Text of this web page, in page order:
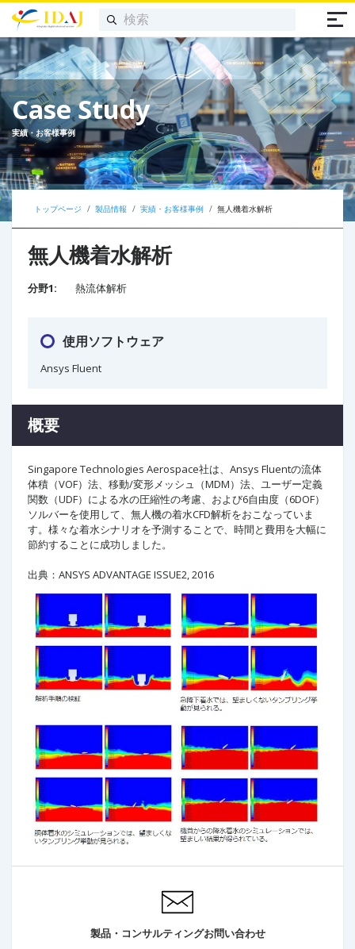
Case Study
実績・お客様事例
トップページ 製品情報 実績・お客様事例 無人機着水解析
無人機着水解析
分野1: 熱流体解析
使用ソフトウェア
Ansys Fluent
概要
Singapore Technologies Aerospace社は、Ansys Fluentの流体
体積（VOF）法、移動/変形メッシュ（MDM）法、ユーザー定義
関数（UDF）による水の圧縮性の考慮、および6自由度（6DOF）
ソルバーを使用して、無人機の着水CFD解析をおこなっていま
す。様々な着水シナリオを予測することで、時間と費用を大幅に
節約することに成功しました。
出典：ANSYS ADVANTAGE ISSUE2, 2016
製品・コンサルティングお問い合わせ